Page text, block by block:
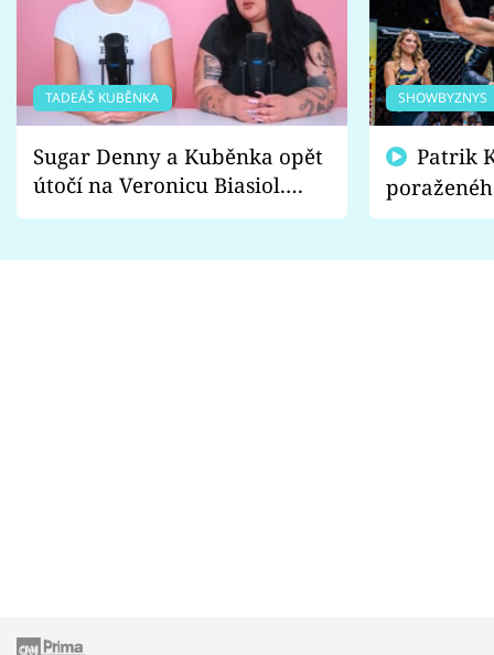
TADEÁŠ KUBĚNKA
Sugar Denny a Kuběnka opět
útočí na Veronicu Biasiol.
Proč je podle nich falešná a
SHOWBYZNYS
fanoušci